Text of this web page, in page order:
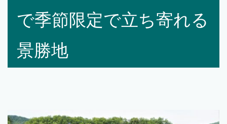
で季節限定で立ち寄れる
景勝地